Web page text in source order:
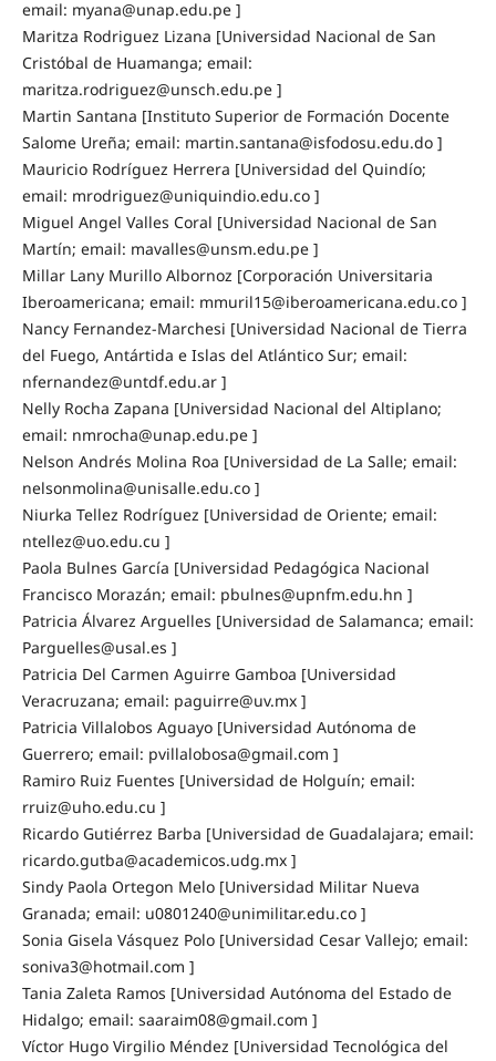
email: myana@unap.edu.pe ]
Maritza Rodriguez Lizana [Universidad Nacional de San
Cristóbal de Huamanga; email:
maritza.rodriguez@unsch.edu.pe ]
Martin Santana [Instituto Superior de Formación Docente
Salome Ureña; email: martin.santana@isfodosu.edu.do ]
Mauricio Rodríguez Herrera [Universidad del Quindío;
email: mrodriguez@uniquindio.edu.co ]
Miguel Angel Valles Coral [Universidad Nacional de San
Martín; email: mavalles@unsm.edu.pe ]
Millar Lany Murillo Albornoz [Corporación Universitaria
Iberoamericana; email: mmuril15@iberoamericana.edu.co ]
Nancy Fernandez-Marchesi [Universidad Nacional de Tierra
del Fuego, Antártida e Islas del Atlántico Sur; email:
nfernandez@untdf.edu.ar ]
Nelly Rocha Zapana [Universidad Nacional del Altiplano;
email: nmrocha@unap.edu.pe ]
Nelson Andrés Molina Roa [Universidad de La Salle; email:
nelsonmolina@unisalle.edu.co ]
Niurka Tellez Rodríguez [Universidad de Oriente; email:
ntellez@uo.edu.cu ]
Paola Bulnes García [Universidad Pedagógica Nacional
Francisco Morazán; email: pbulnes@upnfm.edu.hn ]
Patricia Álvarez Arguelles [Universidad de Salamanca; email:
Parguelles@usal.es ]
Patricia Del Carmen Aguirre Gamboa [Universidad
Veracruzana; email: paguirre@uv.mx ]
Patricia Villalobos Aguayo [Universidad Autónoma de
Guerrero; email: pvillalobosa@gmail.com ]
Ramiro Ruiz Fuentes [Universidad de Holguín; email:
rruiz@uho.edu.cu ]
Ricardo Gutiérrez Barba [Universidad de Guadalajara; email:
ricardo.gutba@academicos.udg.mx ]
Sindy Paola Ortegon Melo [Universidad Militar Nueva
Granada; email: u0801240@unimilitar.edu.co ]
Sonia Gisela Vásquez Polo [Universidad Cesar Vallejo; email:
soniva3@hotmail.com ]
Tania Zaleta Ramos [Universidad Autónoma del Estado de
Hidalgo; email: saaraim08@gmail.com ]
Víctor Hugo Virgilio Méndez [Universidad Tecnológica del